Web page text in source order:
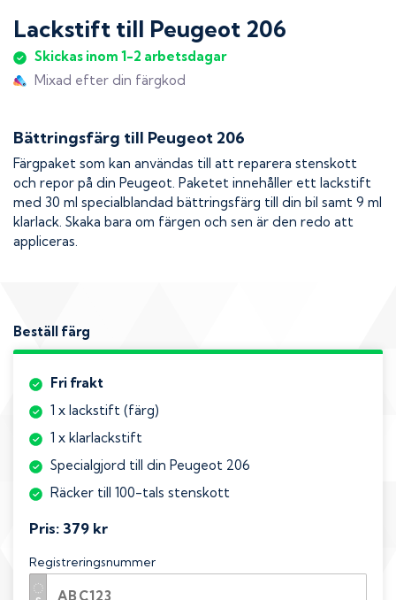
Lackstift till Peugeot 206
Skickas inom 1-2 arbetsdagar
Mixad efter din färgkod
Bättringsfärg till Peugeot 206
Färgpaket som kan användas till att reparera stenskott
och repor på din Peugeot. Paketet innehåller ett lackstift
med 30 ml specialblandad bättringsfärg till din bil samt 9 ml
klarlack. Skaka bara om färgen och sen är den redo att
appliceras.
Beställ färg
Fri frakt
1 x lackstift (färg)
1 x klarlackstift
Specialgjord till din Peugeot 206
Räcker till 100-tals stenskott
Pris: 379 kr
Registreringsnummer